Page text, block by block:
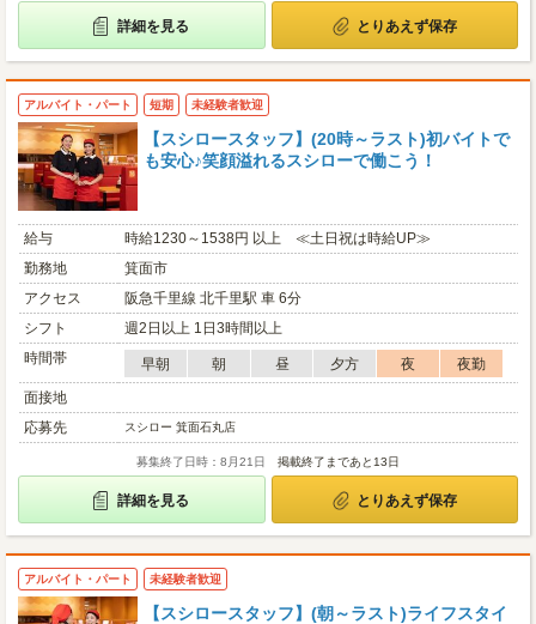
詳細を見る とりあえず保存
アルバイト・パート 短期 未経験者歓迎
【スシロースタッフ】(20時～ラスト)初バイトで
も安心♪笑顔溢れるスシローで働こう！
給与
時給1230～1538円 以上 ≪土日祝は時給UP≫
勤務地
箕面市
アクセス
阪急千里線 北千里駅 車 6分
シフト
週2日以上 1日3時間以上
時間帯
早朝 朝 昼 夕方 夜
夜勤
面接地
応募先
スシロー 箕面石丸店
募集終了日時：8月21日 掲載終了まであと13日
詳細を見る とりあえず保存
アルバイト・パート 未経験者歓迎
【スシロースタッフ】(朝～ラスト)ライフスタイ